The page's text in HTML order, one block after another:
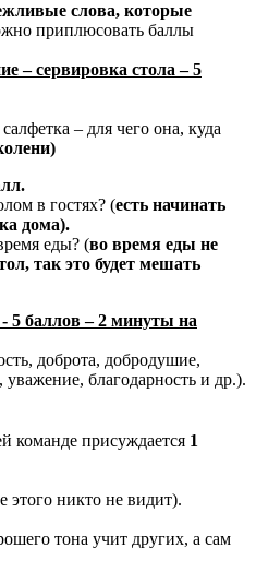
слова, которые
приплюсовать баллы
– сервировка стола – 5
– для чего она, куда
в гостях? (есть начинать
дома).
еды? (во время еды не
так это будет мешать
5 баллов – 2 минуты на
доброта, добродушие,
благодарность и др.).
команде присуждается 1
этого никто не видит).
тона учит других, а сам